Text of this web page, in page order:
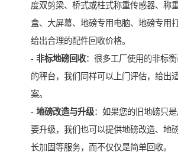
度双剪梁、桥式或柱式称重传感器、称
盒、大屏幕、地磅专用电脑、地磅专用
给出合理的配件回收价格。
- 非标地磅回收：很多工厂使用的非标
的秤台，我们同样可以上门评估，给出
案。
- 地磅改造与升级：如果您的旧地磅只
要升级，我们也可以提供地磅改造、地
长加固等服务，而不仅仅是简单回收。